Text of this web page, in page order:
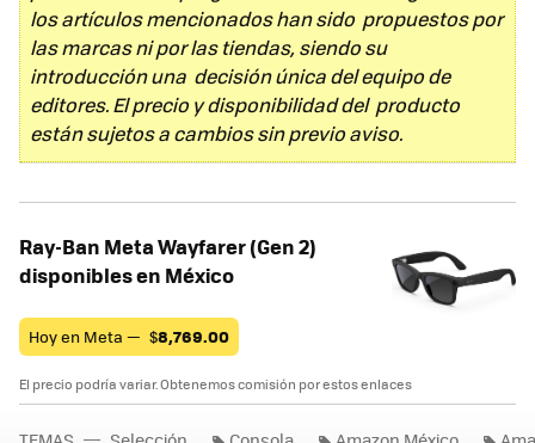
los artículos mencionados han sido propuestos por
las marcas ni por las tiendas, siendo su
introducción una decisión única del equipo de
editores. El precio y disponibilidad del producto
están sujetos a cambios sin previo aviso.
Ray-Ban Meta Wayfarer (Gen 2)
disponibles en México
Hoy en Meta — $8,769.00
El precio podría variar. Obtenemos comisión por estos enlaces